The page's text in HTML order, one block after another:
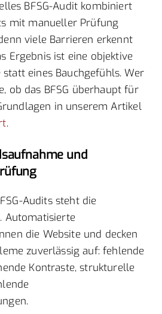
BFSG-Audit kombiniert
mit manueller Prüfung
viele Barrieren erkennt
Ergebnis ist eine objektive
eines Bauchgefühls. Wer
ob das BFSG überhaupt für
in unserem Artikel
.
und
Audits steht die
Automatisierte
die Website und decken
zuverlässig auf: fehlende
Kontraste, strukturelle